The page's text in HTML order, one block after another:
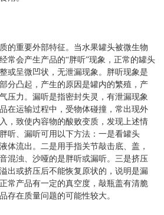
的重要外部特征。当水果罐头被微生物
常会产生产品的“胖听”现象，正常的罐头
或呈微凹状，无泄漏现象。胖听现象是
分凸起，产生的原因是罐内的繁殖，产
压力。漏听是指密封失灵，有泄漏现象
在运输过程中，受物体碰撞，常出现外
，致使内容物的酸败变质，发现上述情
听、漏听可用以下方法：一是看罐头
体流出。二是用手指关节敲击底、盖，
混浊、沙哑的是胖听或漏听。三是挤压
出或挤压后不能恢复原状的，说明是漏
常产品有一定的真空度，敲瓶盖有清脆
存在质量问题的可能性较大。